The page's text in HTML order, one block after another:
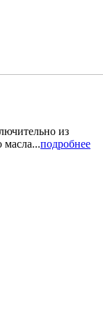
из
масла...подробнее